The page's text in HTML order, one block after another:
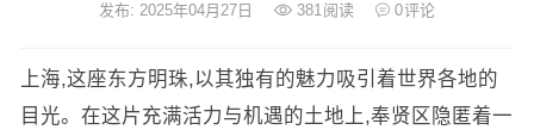
发布: 2025年04月27日 381阅读 0评论
上海,这座东方明珠,以其独有的魅力吸引着世界各地的
目光。在这片充满活力与机遇的土地上,奉贤区隐匿着一